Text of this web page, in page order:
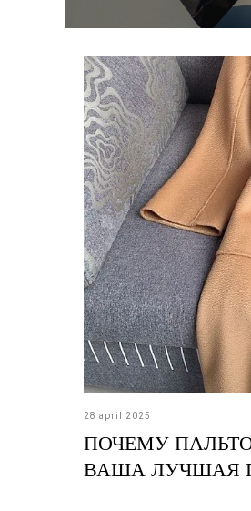
28 april 2025
ПОЧЕМУ ПАЛЬТО
ВАША ЛУЧШАЯ